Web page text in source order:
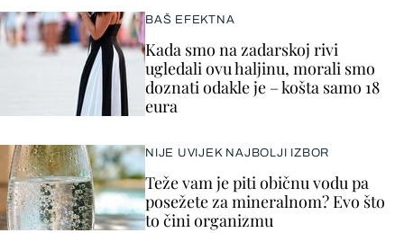
BAŠ EFEKTNA
Kada smo na zadarskoj rivi
ugledali ovu haljinu, morali smo
doznati odakle je – košta samo 18
eura
NIJE UVIJEK NAJBOLJI IZBOR
Teže vam je piti običnu vodu pa
posežete za mineralnom? Evo što
to čini organizmu